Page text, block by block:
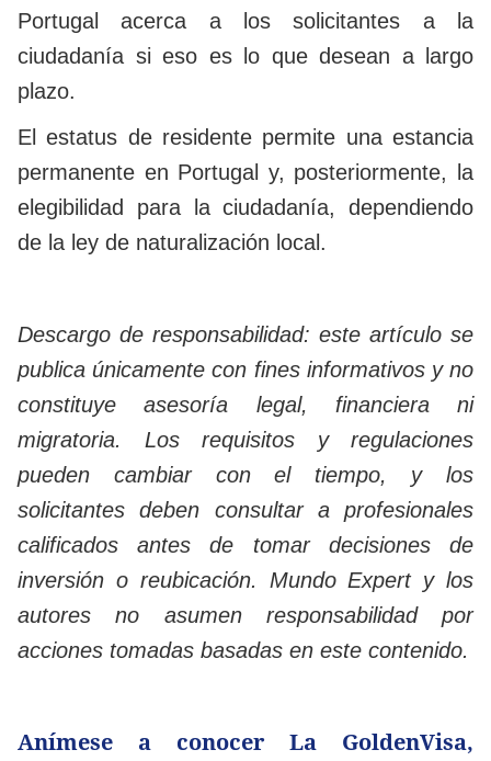
Portugal acerca a los solicitantes a la
ciudadanía si eso es lo que desean a largo
plazo.
El estatus de residente permite una estancia
permanente en Portugal y, posteriormente, la
elegibilidad para la ciudadanía, dependiendo
de la ley de naturalización local.
Descargo de responsabilidad: este artículo se
publica únicamente con fines informativos y no
constituye asesoría legal, financiera ni
migratoria. Los requisitos y regulaciones
pueden cambiar con el tiempo, y los
solicitantes deben consultar a profesionales
calificados antes de tomar decisiones de
inversión o reubicación. Mundo Expert y los
autores no asumen responsabilidad por
acciones tomadas basadas en este contenido.
Anímese a conocer La GoldenVisa,